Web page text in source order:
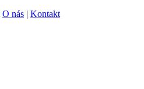
O nás | Kontakt